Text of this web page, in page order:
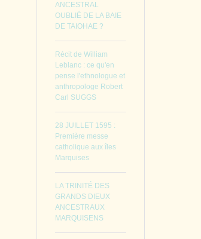
ANCESTRAL
OUBLIÉ DE LA BAIE
DE TAIOHAE ?
Récit de William
Leblanc : ce qu'en
pense l'ethnologue et
anthropologe Robert
Carl SUGGS
28 JUILLET 1595 :
Première messe
catholique aux îles
Marquises
LA TRINITÉ DES
GRANDS DIEUX
ANCESTRAUX
MARQUISENS